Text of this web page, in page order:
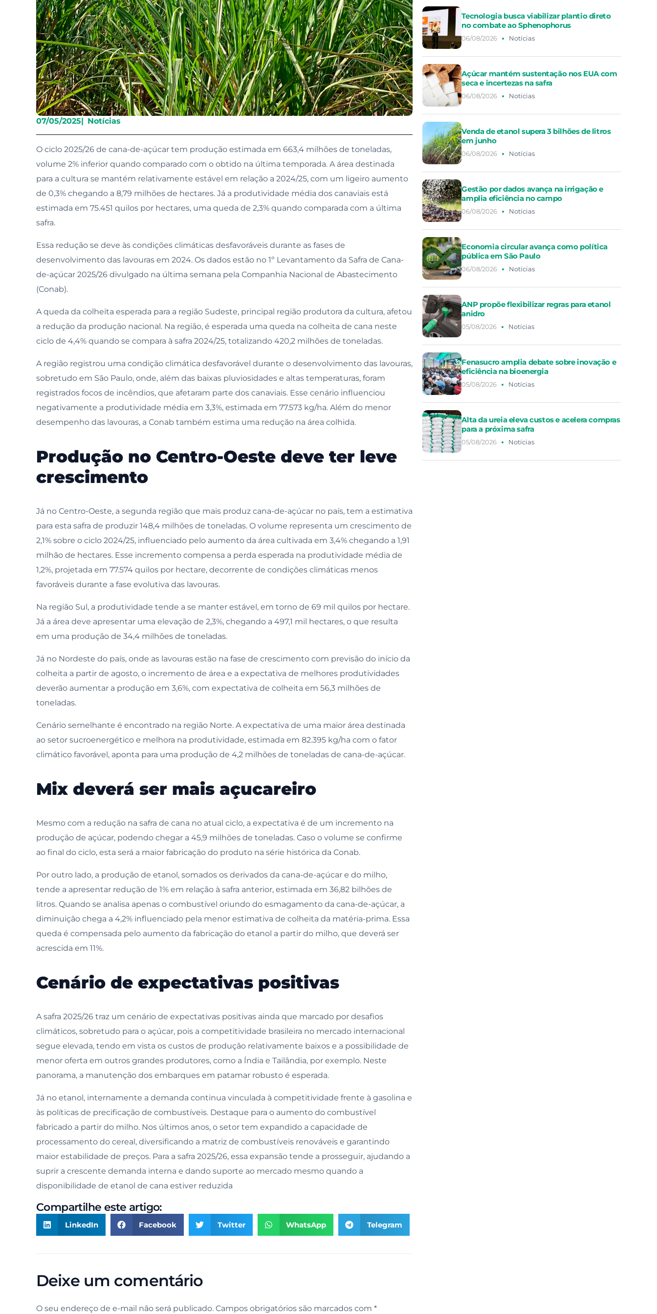
Governança
07/05/2025| Notícias
O ciclo 2025/26 de cana-de-açúcar tem produção estimada em 663,4 milhões de toneladas,
volume 2% inferior quando comparado com o obtido na última temporada. A área destinada
para a cultura se mantém relativamente estável em relação a 2024/25, com um ligeiro aumento
de 0,3% chegando a 8,79 milhões de hectares. Já a produtividade média dos canaviais está
estimada em 75.451 quilos por hectares, uma queda de 2,3% quando comparada com a última
safra.
Essa redução se deve às condições climáticas desfavoráveis durante as fases de
desenvolvimento das lavouras em 2024. Os dados estão no 1º Levantamento da Safra de Cana-
de-açúcar 2025/26 divulgado na última semana pela Companhia Nacional de Abastecimento
(Conab).
A queda da colheita esperada para a região Sudeste, principal região produtora da cultura, afetou
a redução da produção nacional. Na região, é esperada uma queda na colheita de cana neste
ciclo de 4,4% quando se compara à safra 2024/25, totalizando 420,2 milhões de toneladas.
A região registrou uma condição climática desfavorável durante o desenvolvimento das lavouras,
sobretudo em São Paulo, onde, além das baixas pluviosidades e altas temperaturas, foram
registrados focos de incêndios, que afetaram parte dos canaviais. Esse cenário influenciou
negativamente a produtividade média em 3,3%, estimada em 77.573 kg/ha. Além do menor
desempenho das lavouras, a Conab também estima uma redução na área colhida.
Produção no Centro-Oeste deve ter leve
crescimento
Já no Centro-Oeste, a segunda região que mais produz cana-de-açúcar no país, tem a estimativa
para esta safra de produzir 148,4 milhões de toneladas. O volume representa um crescimento de
2,1% sobre o ciclo 2024/25, influenciado pelo aumento da área cultivada em 3,4% chegando a 1,91
milhão de hectares. Esse incremento compensa a perda esperada na produtividade média de
1,2%, projetada em 77.574 quilos por hectare, decorrente de condições climáticas menos
favoráveis durante a fase evolutiva das lavouras.
Na região Sul, a produtividade tende a se manter estável, em torno de 69 mil quilos por hectare.
Já a área deve apresentar uma elevação de 2,3%, chegando a 497,1 mil hectares, o que resulta
em uma produção de 34,4 milhões de toneladas.
Já no Nordeste do país, onde as lavouras estão na fase de crescimento com previsão do início da
colheita a partir de agosto, o incremento de área e a expectativa de melhores produtividades
deverão aumentar a produção em 3,6%, com expectativa de colheita em 56,3 milhões de
toneladas.
Cenário semelhante é encontrado na região Norte. A expectativa de uma maior área destinada
ao setor sucroenergético e melhora na produtividade, estimada em 82.395 kg/ha com o fator
climático favorável, aponta para uma produção de 4,2 milhões de toneladas de cana-de-açúcar.
Mix deverá ser mais açucareiro
Mesmo com a redução na safra de cana no atual ciclo, a expectativa é de um incremento na
produção de açúcar, podendo chegar a 45,9 milhões de toneladas. Caso o volume se confirme
ao final do ciclo, esta será a maior fabricação do produto na série histórica da Conab.
Por outro lado, a produção de etanol, somados os derivados da cana-de-açúcar e do milho,
tende a apresentar redução de 1% em relação à safra anterior, estimada em 36,82 bilhões de
litros. Quando se analisa apenas o combustível oriundo do esmagamento da cana-de-açúcar, a
diminuição chega a 4,2% influenciado pela menor estimativa de colheita da matéria-prima. Essa
queda é compensada pelo aumento da fabricação do etanol a partir do milho, que deverá ser
acrescida em 11%.
Cenário de expectativas positivas
A safra 2025/26 traz um cenário de expectativas positivas ainda que marcado por desafios
climáticos, sobretudo para o açúcar, pois a competitividade brasileira no mercado internacional
segue elevada, tendo em vista os custos de produção relativamente baixos e a possibilidade de
menor oferta em outros grandes produtores, como a Índia e Tailândia, por exemplo. Neste
panorama, a manutenção dos embarques em patamar robusto é esperada.
Já no etanol, internamente a demanda continua vinculada à competitividade frente à gasolina e
às políticas de precificação de combustíveis. Destaque para o aumento do combustível
fabricado a partir do milho. Nos últimos anos, o setor tem expandido a capacidade de
processamento do cereal, diversificando a matriz de combustíveis renováveis e garantindo
maior estabilidade de preços. Para a safra 2025/26, essa expansão tende a prosseguir, ajudando a
suprir a crescente demanda interna e dando suporte ao mercado mesmo quando a
disponibilidade de etanol de cana estiver reduzida
Compartilhe este artigo:
LinkedIn Facebook Twitter WhatsApp Telegram
Deixe um comentário
O seu endereço de e-mail não será publicado. Campos obrigatórios são marcados com *
Tecnologia busca viabilizar plantio direto
no combate ao Sphenophorus
06/08/2026 Notícias
Açúcar mantém sustentação nos EUA com
seca e incertezas na safra
06/08/2026 Notícias
Venda de etanol supera 3 bilhões de litros
em junho
06/08/2026 Notícias
Gestão por dados avança na irrigação e
amplia eficiência no campo
06/08/2026 Notícias
Economia circular avança como política
pública em São Paulo
06/08/2026 Notícias
ANP propõe flexibilizar regras para etanol
anidro
05/08/2026 Notícias
Fenasucro amplia debate sobre inovação e
eficiência na bioenergia
05/08/2026 Notícias
Alta da ureia eleva custos e acelera compras
para a próxima safra
05/08/2026 Notícias